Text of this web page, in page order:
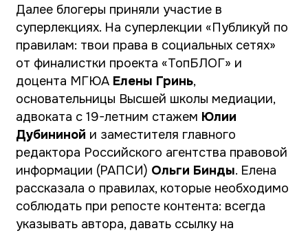
источник и использовать контент
исключительно в некоммерческих целях,
соблюдая допустимый объём цитирования.
Юлия Дубинина обозначила, что делать с
социальными сетями, признанными
экстремистскими на территории России.
Юрист посоветовала не использовать
ссылки на запрещённые платформы, их
название, логотип и переводить аудиторию
на другие площадки. Ольга Бинда призвала
юридических блогеров объединяться для
взаимопомощи и решения общих проблем,
демонстрируя свою профессиональную
экспертизу.